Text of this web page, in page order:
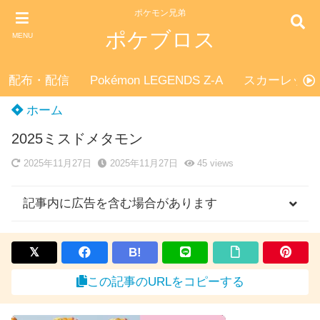
MENU
ポケモン兄弟
ポケブロス
配布・配信 Pokémon LEGENDS Z-A スカーレッ
ホーム
2025ミスドメタモン
2025年11月27日 2025年11月27日 45views
記事内に広告を含む場合があります
B!
この記事のURLをコピーする